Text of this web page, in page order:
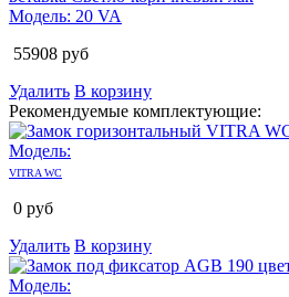
Модель: 20 VA
55908 руб
Удалить В корзину
Рекомендуемые комплектующие:
Модель:
VITRA WC
0 руб
Удалить В корзину
Модель: